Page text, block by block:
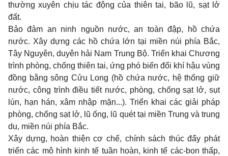
thường xuyên chịu tác động của thiên tai, bão lũ, sạt lở
đất.
Bảo đảm an ninh nguồn nước, an toàn đập, hồ chứa
nước. Xây dựng các hồ chứa lớn tại miền núi phía Bắc,
Tây Nguyên, duyên hải Nam Trung Bộ. Triển khai Chương
trình phòng, chống thiên tai, ứng phó biến đổi khí hậu vùng
đồng bằng sông Cửu Long (hồ chứa nước, hệ thống giữ
nước, công trình điều tiết nước, phòng, chống sạt lở, sụt
lún, hạn hán, xâm nhập mặn...). Triển khai các giải pháp
phòng, chống sạt lở, lũ ống, lũ quét tại miền Trung và trung
du, miền núi phía Bắc.
Xây dựng, hoàn thiện cơ chế, chính sách thúc đẩy phát
triển các mô hình kinh tế tuần hoàn, kinh tế các-bon thấp,